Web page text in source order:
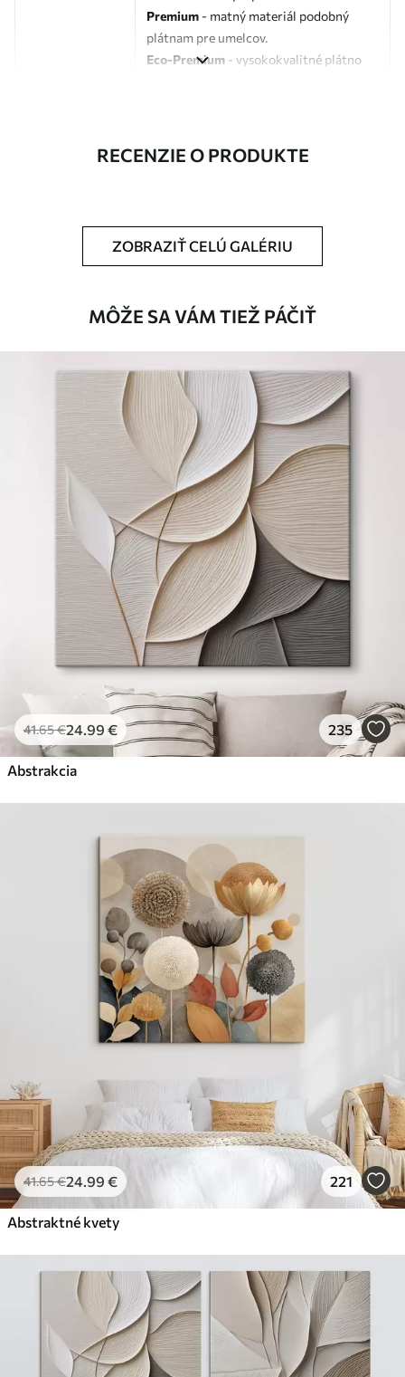
Premium - matný materiál podobný
plátnam pre umelcov.
Eco-Premium - vysokokvalitné plátno
s35942
Dostupné materiály
Štandard
Odolné voči vyblednutiu
Bezpečný atrament bez zápachu
Povrch podobný plátnu
Ekologický materiál
Premium
.00
Žiarivé a sýte farby
Odolné voči vyblednutiu
Bezpečný atrament bez zápachu
Povrch podobný plátnu
Ekologický materiál
Eko-Premium
Od 36.00€
✓Žiarivé a sýte farby
✓Odolné voči vyblednutiu
Ekologický materiál
RECENZIE O PRODUKTE
ZOBRAZIŤ CELÚ GALÉRIU
MÔŽE SA VÁM TIEŽ PÁČIŤ
41.65€24.99 € 235
Abstrakcia
41.65€24.99 € 221
Abstraktné kvety